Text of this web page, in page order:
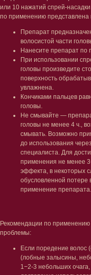
или 10 нажатий спрей-
по применению представлена
Препарат
волосистой части
Нанесите препарат по
При использовании
головы произведите
поверхность
увлажнена.
Кончиками пальцев
головы.
Не смывайте —
головы не менее 4 ч.,
смывать. Возможно
до использования
специалиста. Для
применения не менее
эффекта, в некоторых
обусловленной потере
применение препарата.
Рекомендации по
проблемы:
Если поредение волос
(лобные залысины,
1−2-3 небольших
Система лояльности
Доставка и самовывоз
Оплата и возврат
Лицо
Проблемы
Очищение
Увлажнение/питание
Сыворотки/ эссенции
Ретинол
Защита от солнца
Тонизация
Восстановление
Маски и патчи
Декоротивная косметика
Волосы
Проблемы
Шампуни
Кондиционеры/бальзамы